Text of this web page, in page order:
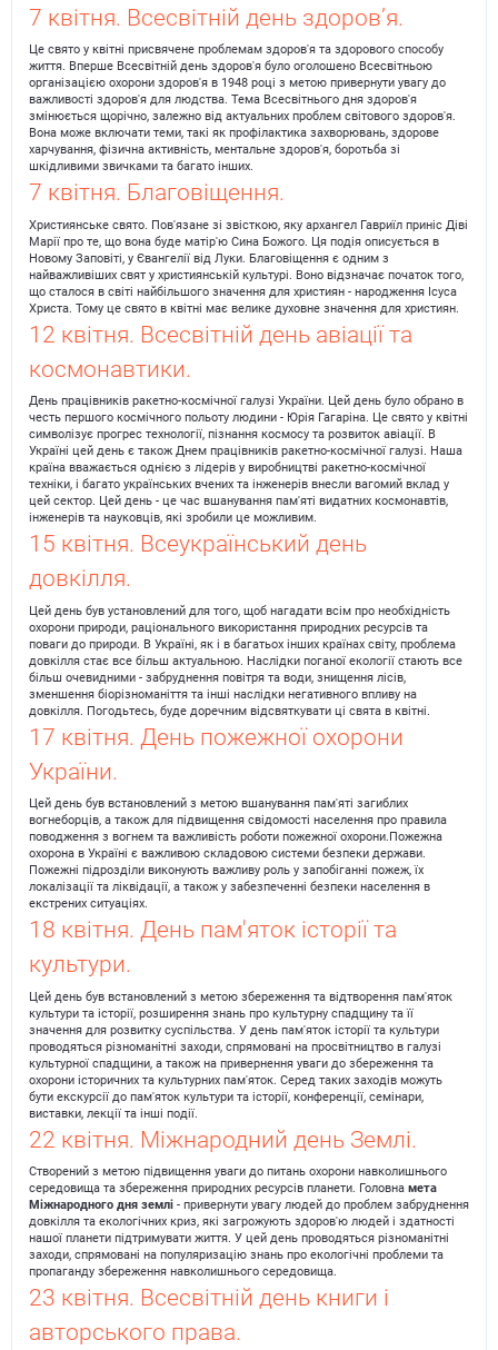
7 квітня. Всесвітній день здоров’я.
Це свято у квітні присвячене проблемам здоров'я та здорового способу
життя. Вперше Всесвітній день здоров'я було оголошено Всесвітньою
організацією охорони здоров'я в 1948 році з метою привернути увагу до
важливості здоров'я для людства. Тема Всесвітнього дня здоров'я
змінюється щорічно, залежно від актуальних проблем світового здоров'я.
Вона може включати теми, такі як профілактика захворювань, здорове
харчування, фізична активність, ментальне здоров'я, боротьба зі
шкідливими звичками та багато інших.
7 квітня. Благовіщення.
Християнське свято. Пов'язане зі звісткою, яку архангел Гавриїл приніс Діві
Марії про те, що вона буде матір'ю Сина Божого. Ця подія описується в
Новому Заповіті, у Євангелії від Луки. Благовіщення є одним з
найважливіших свят у християнській культурі. Воно відзначає початок того,
що сталося в світі найбільшого значення для християн - народження Ісуса
Христа. Тому це свято в квітні має велике духовне значення для християн.
12 квітня. Всесвітній день авіації та
космонавтики.
День працівників ракетно-космічної галузі України. Цей день було обрано в
честь першого космічного польоту людини - Юрія Гагаріна. Це свято у квітні
символізує прогрес технології, пізнання космосу та розвиток авіації. В
Україні цей день є також Днем працівників ракетно-космічної галузі. Наша
країна вважається однією з лідерів у виробництві ракетно-космічної
техніки, і багато українських вчених та інженерів внесли вагомий вклад у
цей сектор. Цей день - це час вшанування пам'яті видатних космонавтів,
інженерів та науковців, які зробили це можливим.
15 квітня. Всеукраїнський день
довкілля.
Цей день був установлений для того, щоб нагадати всім про необхідність
охорони природи, раціонального використання природних ресурсів та
поваги до природи. В Україні, як і в багатьох інших країнах світу, проблема
довкілля стає все більш актуальною. Наслідки поганої екології стають все
більш очевидними - забруднення повітря та води, знищення лісів,
зменшення біорізноманіття та інші наслідки негативного впливу на
довкілля. Погодьтесь, буде доречним відсвяткувати ці свята в квітні.
17 квітня. День пожежної охорони
України.
Цей день був встановлений з метою вшанування пам'яті загиблих
вогнеборців, а також для підвищення свідомості населення про правила
поводження з вогнем та важливість роботи пожежної охорони.Пожежна
охорона в Україні є важливою складовою системи безпеки держави.
Пожежні підрозділи виконують важливу роль у запобіганні пожеж, їх
локалізації та ліквідації, а також у забезпеченні безпеки населення в
екстрених ситуаціях.
18 квітня. День пам'яток історії та
культури.
Цей день був встановлений з метою збереження та відтворення пам'яток
культури та історії, розширення знань про культурну спадщину та її
значення для розвитку суспільства. У день пам'яток історії та культури
проводяться різноманітні заходи, спрямовані на просвітництво в галузі
культурної спадщини, а також на привернення уваги до збереження та
охорони історичних та культурних пам'яток. Серед таких заходів можуть
бути екскурсії до пам'яток культури та історії, конференції, семінари,
виставки, лекції та інші події.
22 квітня. Міжнародний день Землі.
Створений з метою підвищення уваги до питань охорони навколишнього
середовища та збереження природних ресурсів планети. Головна мета
Міжнародного дня землі- привернути увагу людей до проблем забруднення
довкілля та екологічних криз, які загрожують здоров'ю людей і здатності
нашої планети підтримувати життя. У цей день проводяться різноманітні
заходи, спрямовані на популяризацію знань про екологічні проблеми та
пропаганду збереження навколишнього середовища.
23 квітня. Всесвітній день книги і
авторського права.